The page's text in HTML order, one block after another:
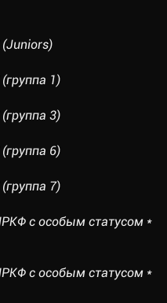
1)
3)
6)
7)
с особым статусом *
с особым статусом *